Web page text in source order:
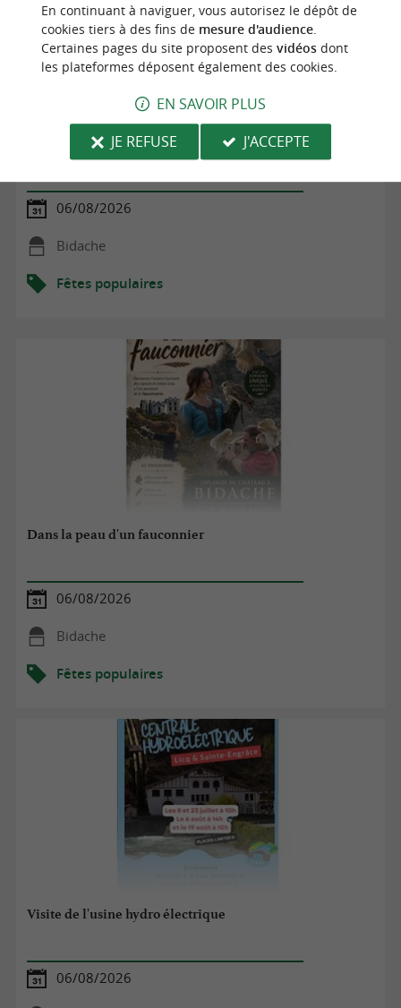
Dans la peau d'un fauconnier
06/08/2026
Bidache
Fêtes populaires
Dans la peau d'un fauconnier
06/08/2026
Bidache
Fêtes populaires
Visite de l'usine hydro électrique
06/08/2026
En continuant à naviguer, vous autorisez le dépôt de
cookies tiers à des fins de mesure d'audience.
Certaines pages du site proposent des vidéosdont
les plateformes déposent également des cookies.
EN SAVOIR PLUS
JE REFUSE
J'ACCEPTE